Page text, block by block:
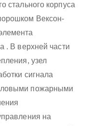
стального корпуса
Вексон-
. В верхней части
узел
сигнала
пожарными
на